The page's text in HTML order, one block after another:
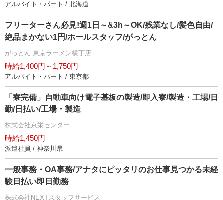
アルバイト・パート / 北海道
フリーターさん必見!週1日～&3h～OK/残業なし/髪色自由/
絶品まかない1円/ホールスタッフ/がっとん
がっとん 東京ラーメン横丁店
時給1,400円～1,750円
アルバイト・パート / 東京都
「寮完備」自動車向け電子基板の製造/即入寮/製造・工場/日
勤/日払い/工場・製造
株式会社京栄センター
時給1,450円
派遣社員 / 神奈川県
一般事務・OA事務/アナタにピッタリのお仕事見つかる未経
験日払い即日勤務
株式会社NEXTスタッフサービス